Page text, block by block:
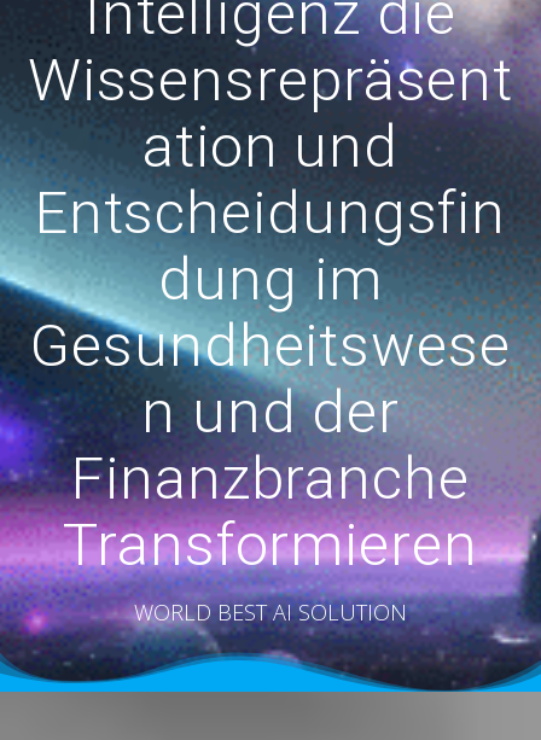
Wissensrepräsent
ation und
Entscheidungsfin
dung im
Gesundheitswese
n und der
Finanzbranche
Transformieren
WORLD BEST AI SOLUTION